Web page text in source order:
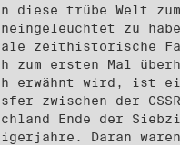
diese trübe Welt
zu
zeithistorische
zum ersten Mal
erwähnt wird, ist
zwischen der
Ende der
Daran